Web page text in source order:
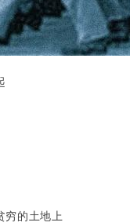
穷的土地上